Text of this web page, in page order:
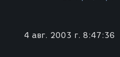
4 авг. 2003 г. 8:47:36